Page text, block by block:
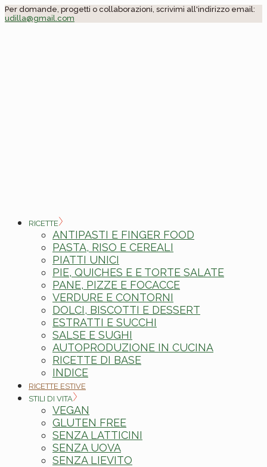
Skip
to
Per domande, progetti o collaborazioni, scrivimi all'indirizzo email:
udilla@gmail.com
RICETTE
ANTIPASTI E FINGER FOOD
PASTA, RISO E CEREALI
PIATTI UNICI
PIE, QUICHES E E TORTE SALATE
PANE, PIZZE E FOCACCE
VERDURE E CONTORNI
DOLCI, BISCOTTI E DESSERT
ESTRATTI E SUCCHI
SALSE E SUGHI
AUTOPRODUZIONE IN CUCINA
RICETTE DI BASE
INDICE
RICETTE ESTIVE
STILI DI VITA
VEGAN
GLUTEN FREE
SENZA LATTICINI
SENZA UOVA
SENZA LIEVITO